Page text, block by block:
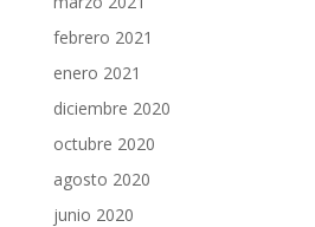
febrero 2021
enero 2021
diciembre 2020
octubre 2020
agosto 2020
junio 2020